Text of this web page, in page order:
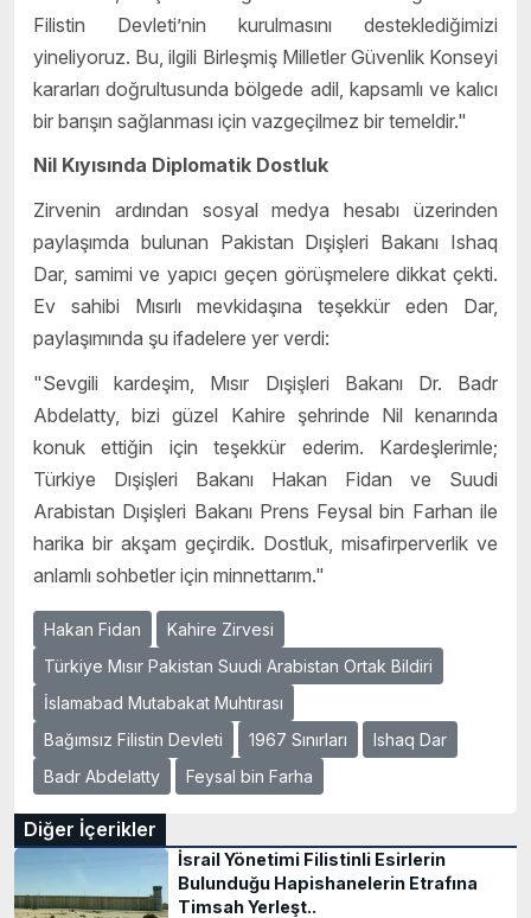
Filistin Devleti’nin kurulmasını desteklediğimizi
yineliyoruz. Bu, ilgili Birleşmiş Milletler Güvenlik Konseyi
kararları doğrultusunda bölgede adil, kapsamlı ve kalıcı
bir barışın sağlanması için vazgeçilmez bir temeldir."
Nil Kıyısında Diplomatik Dostluk
Zirvenin ardından sosyal medya hesabı üzerinden
paylaşımda bulunan Pakistan Dışişleri Bakanı Ishaq
Dar, samimi ve yapıcı geçen görüşmelere dikkat çekti.
Ev sahibi Mısırlı mevkidaşına teşekkür eden Dar,
paylaşımında şu ifadelere yer verdi:
"Sevgili kardeşim, Mısır Dışişleri Bakanı Dr. Badr
Abdelatty, bizi güzel Kahire şehrinde Nil kenarında
konuk ettiğin için teşekkür ederim. Kardeşlerimle;
Türkiye Dışişleri Bakanı Hakan Fidan ve Suudi
Arabistan Dışişleri Bakanı Prens Feysal bin Farhan ile
harika bir akşam geçirdik. Dostluk, misafirperverlik ve
anlamlı sohbetler için minnettarım."
Hakan Fidan
Kahire Zirvesi
Türkiye Mısır Pakistan Suudi Arabistan Ortak Bildiri
İslamabad Mutabakat Muhtırası
Bağımsız Filistin Devleti
1967 Sınırları
Ishaq Dar
Badr Abdelatty
Feysal bin Farha
Diğer İçerikler
İsrail Yönetimi Filistinli Esirlerin
Bulunduğu Hapishanelerin Etrafına
Timsah Yerleşt..